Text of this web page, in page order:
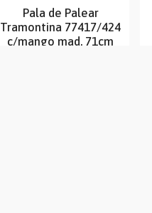
Pala de Palear
Tramontina 77417/424
c/mango mad. 71cm